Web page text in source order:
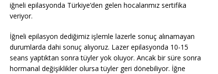
iğneli epilasyonda Türkiye’den gelen hocalarımız sertifika
veriyor.
İğneli epilasyon dediğimiz işlemle lazerle sonuç alınamayan
durumlarda dahi sonuç alıyoruz. Lazer epilasyonda 10-15
seans yaptıktan sonra tüyler yok oluyor. Ancak bir süre sonra
hormanal değişiklikler olursa tüyler geri dönebiliyor. İğne